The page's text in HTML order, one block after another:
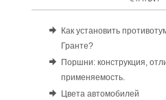
Как установить
Гранте?
Поршни: конструкция,
применяемость.
Цвета автомобилей